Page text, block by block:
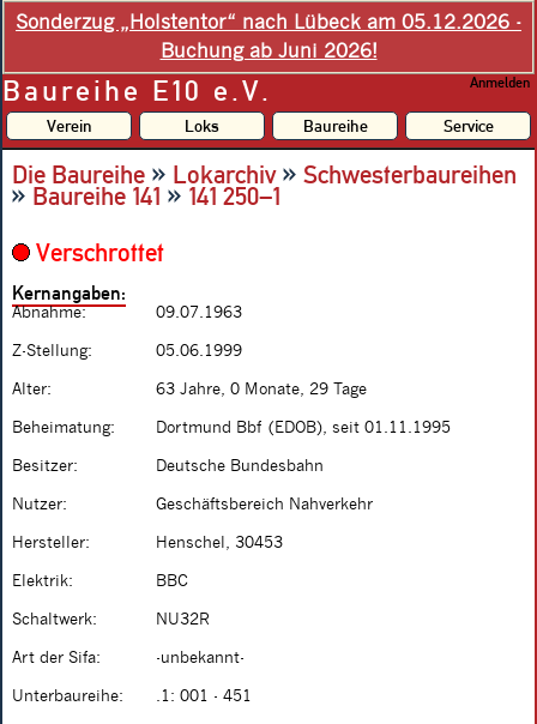
Sonderzug „Holstentor“ nach Lübeck am 05.12.2026 -
Buchung ab Juni 2026!
Baureihe E10 e.V. Anmelden
Verein Loks Baureihe Service
Die Baureihe » Lokarchiv» Schwesterbaureihen
»Baureihe 141 »141 250–1
Verschrottet
Kernangaben:
Abnahme: 09.07.1963
Z-Stellung: 05.06.1999
Alter: 63 Jahre, 0 Monate, 29 Tage
Beheimatung: Dortmund Bbf (EDOB), seit 01.11.1995
Besitzer: Deutsche Bundesbahn
Nutzer: Geschäftsbereich Nahverkehr
Hersteller: Henschel, 30453
Elektrik: BBC
Schaltwerk: NU32R
Art der Sifa: -unbekannt-
Unterbaureihe: .1: 001 - 451